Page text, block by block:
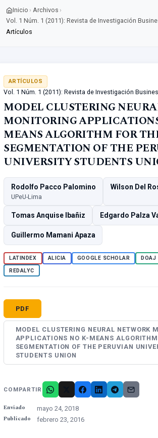
Inicio › Archivos ›
Vol. 1 Núm. 1 (2011): Revista de Investigación
Artículos
ARTÍCULOS
Vol. 1 Núm. 1 (2011): Revista de Investigación
MODEL CLUSTERING
MONITORING
MEANS ALGORITHM FOR
SEGMENTATION OF THE
UNIVERSITY STUDENTS
Rodolfo Pacco Palomino
UPeU-Lima
Wilson Del
Tomas Anquise Ibañiz Edgardo Palza
Guillermo Mamani Apaza
LATINDEX ALICIA GOOGLE SCHOLAR DOAJ
REDALYC
PDF
MODEL CLUSTERING NEURAL NETWORK
APPLICATIONS NO K-MEANS ALGORITHM
SEGMENTATION OF THE PERUVIAN
STUDENTS UNION
COMPARTIR
Enviado mayo 24, 2018
Publicado febrero 23, 2016